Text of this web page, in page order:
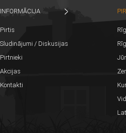
INFORMĀCIJA
Pirtis
Sludinājumi / Diskusijas
Pirtnieki
Akcijas
Kontakti